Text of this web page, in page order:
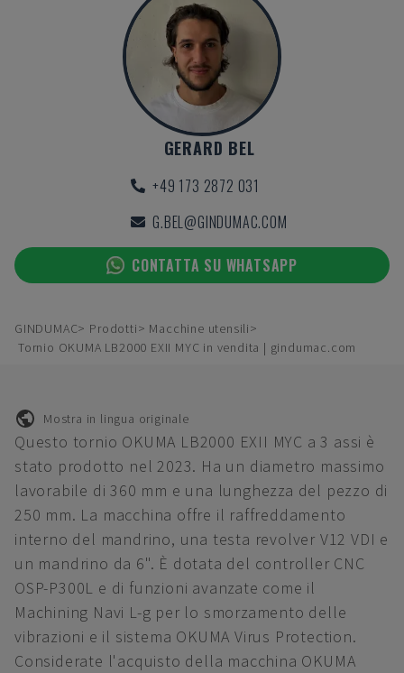
GERARD BEL
+49 173 2872 031
G.BEL@GINDUMAC.COM
CONTATTA SU WHATSAPP
GINDUMAC Prodotti
Macchine utensili
Tornio OKUMA LB2000 EXII MYC in vendita | gindumac.com
Mostra in lingua originale
Questo tornio OKUMA LB2000 EXII MYC a 3 assi è
stato prodotto nel 2023. Ha un diametro massimo
lavorabile di 360 mm e una lunghezza del pezzo di
250 mm. La macchina offre il raffreddamento
interno del mandrino, una testa revolver V12 VDI e
un mandrino da 6". È dotata del controller CNC
OSP-P300L e di funzioni avanzate come il
Machining Navi L-g per lo smorzamento delle
vibrazioni e il sistema OKUMA Virus Protection.
Considerate l'acquisto della macchina OKUMA